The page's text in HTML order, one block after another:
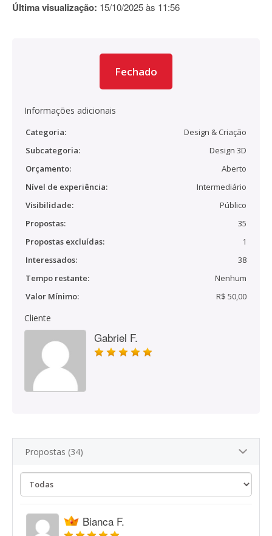
Última visualização: 15/10/2025 às 11:56
Fechado
Informações adicionais
Categoria:
Design & Criação
Subcategoria:
Design 3D
Orçamento:
Aberto
Nível de experiência:
Intermediário
Visibilidade:
Público
Propostas:
35
Propostas excluídas:
1
Interessados:
38
Tempo restante:
Nenhum
Valor Mínimo:
R$ 50,00
Cliente
Gabriel F.
Propostas (34)
Bianca F.